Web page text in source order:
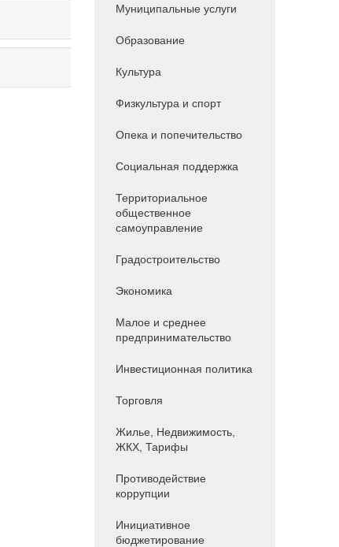
Муниципальные услуги
Образование
Культура
Физкультура и спорт
Опека и попечительство
Социальная поддержка
Территориальное
общественное
самоуправление
Градостроительство
Экономика
Малое и среднее
предпринимательство
Инвестиционная политика
Торговля
Жилье, Недвижимость,
ЖКХ, Тарифы
Противодействие
коррупции
Инициативное
бюджетирование